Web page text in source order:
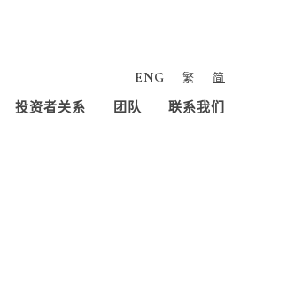
ENG 繁 简
投资者关系 团队 联系我们